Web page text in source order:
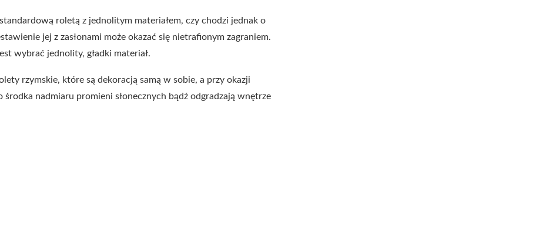
roletą z jednolitym materiałem, czy chodzi jednak o
jej z zasłonami może okazać się nietrafionym zagraniem.
wybrać jednolity, gładki materiał.
rzymskie, które są dekoracją samą w sobie, a przy okazji
nadmiaru promieni słonecznych bądź odgradzają wnętrze